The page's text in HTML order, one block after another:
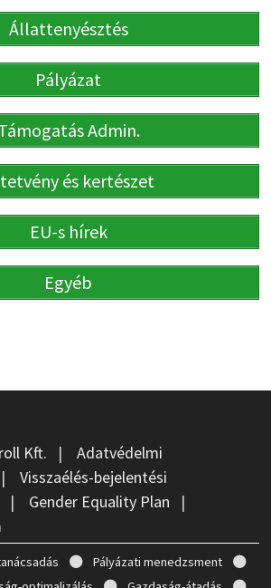
Állattenyésztés
Pályázat
Admin.
és kertészet
EU-s hírek
Egyéb
Kft. | Adatvédelmi
Visszaélés-bejelentési
| Gender Equality Plan |
Pályázati menedzsment